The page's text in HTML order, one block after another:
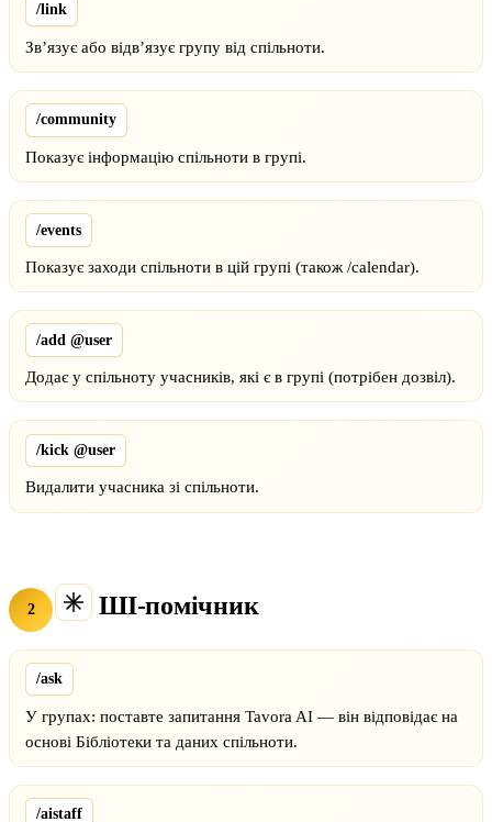
/link
Зв’язує або відв’язує групу від спільноти.
/community
Показує інформацію спільноти в групі.
/events
Показує заходи спільноти в цій групі (також /calendar).
/add @user
Додає у спільноту учасників, які є в групі (потрібен дозвіл).
/kick @user
Видалити учасника зі спільноти.
2 ШІ-помічник
/ask
У групах: поставте запитання Tavora AI — він відповідає на
основі Бібліотеки та даних спільноти.
/aistaff